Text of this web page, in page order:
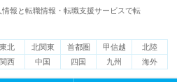
報と転職情報・転職支援サービスで転
東北 北関東 首都圏 甲信越
北陸
関西 中国 四国 九州 海外